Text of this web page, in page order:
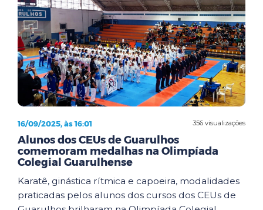
356 visualizações
16/09/2025, às 16:01
Alunos dos CEUs de Guarulhos
comemoram medalhas na Olimpíada
Colegial Guarulhense
Karatê, ginástica rítmica e capoeira, modalidades
praticadas pelos alunos dos cursos dos CEUs de